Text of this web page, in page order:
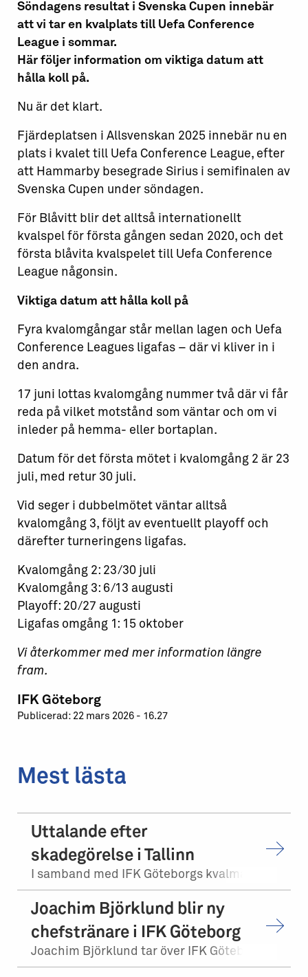
Söndagens resultat i Svenska Cupen innebär
att vi tar en kvalplats till Uefa Conference
League i sommar.
Här följer information om viktiga datum att
hålla koll på.
Nu är det klart.
Fjärdeplatsen i Allsvenskan 2025 innebär nu en
plats i kvalet till Uefa Conference League, efter
att Hammarby besegrade Sirius i semifinalen av
Svenska Cupen under söndagen.
För Blåvitt blir det alltså internationellt
kvalspel för första gången sedan 2020, och det
första blåvita kvalspelet till Uefa Conference
League någonsin.
Viktiga datum att hålla koll på
Fyra kvalomgångar står mellan lagen och Uefa
Conference Leagues ligafas – där vi kliver in i
den andra.
17 juni lottas kvalomgång nummer två där vi får
reda på vilket motstånd som väntar och om vi
inleder på hemma- eller bortaplan.
Datum för det första mötet i kvalomgång 2 är 23
juli, med retur 30 juli.
Vid seger i dubbelmötet väntar alltså
kvalomgång 3, följt av eventuellt playoff och
därefter turneringens ligafas.
Kvalomgång 2: 23/30 juli
Kvalomgång 3: 6/13 augusti
Playoff: 20/27 augusti
Ligafas omgång 1: 15 oktober
Vi återkommer med mer information längre
fram.
IFK Göteborg
Publicerad: 22 mars 2026 - 16.27
Mest lästa
Uttalande efter
skadegörelse i Tallinn
Joachim Björklund blir ny
chefstränare i IFK Göteborg